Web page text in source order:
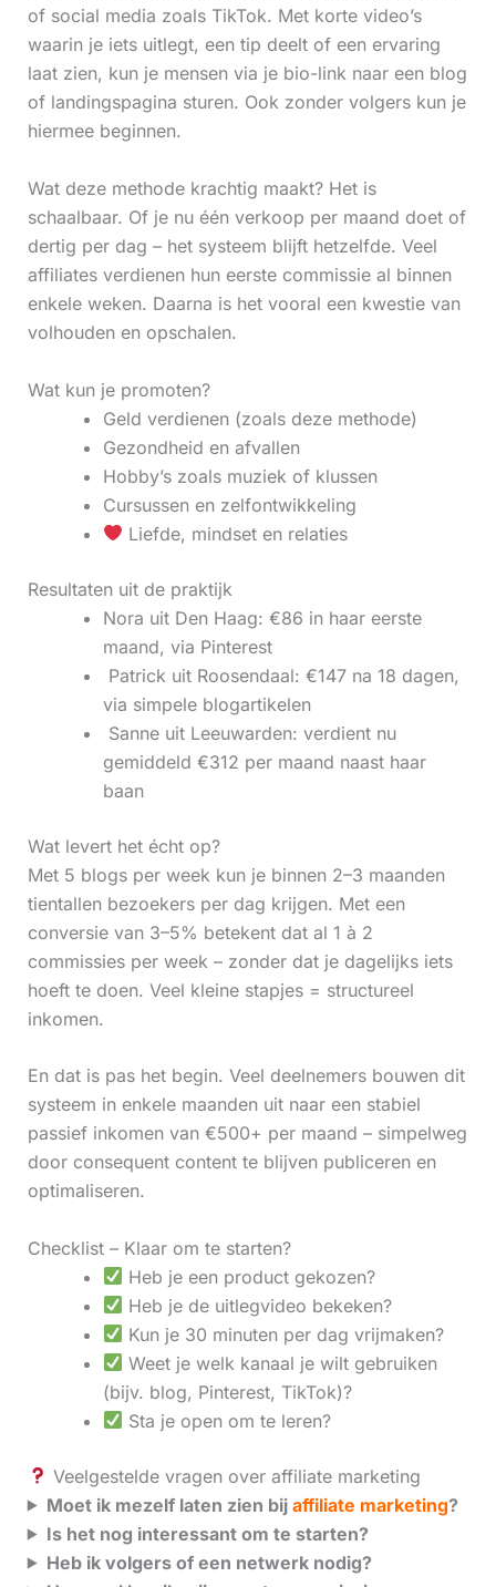
of social media zoals TikTok. Met korte video’s
waarin je iets uitlegt, een tip deelt of een ervaring
laat zien, kun je mensen via je bio-link naar een blog
of landingspagina sturen. Ook zonder volgers kun je
hiermee beginnen.
Wat deze methode krachtig maakt? Het is
schaalbaar. Of je nu één verkoop per maand doet of
dertig per dag – het systeem blijft hetzelfde. Veel
affiliates verdienen hun eerste commissie al binnen
enkele weken. Daarna is het vooral een kwestie van
volhouden en opschalen.
Wat kun je promoten?
Geld verdienen (zoals deze methode)
Gezondheid en afvallen
Hobby’s zoals muziek of klussen
Cursussen en zelfontwikkeling
Liefde, mindset en relaties
Resultaten uit de praktijk
Nora uit Den Haag: €86 in haar eerste
maand, via Pinterest
‍ Patrick uit Roosendaal: €147 na 18 dagen,
via simpele blogartikelen
‍ Sanne uit Leeuwarden: verdient nu
gemiddeld €312 per maand naast haar
baan
Wat levert het écht op?
Met 5 blogs per week kun je binnen 2–3 maanden
tientallen bezoekers per dag krijgen. Met een
conversie van 3–5% betekent dat al 1 à 2
commissies per week – zonder dat je dagelijks iets
hoeft te doen. Veel kleine stapjes = structureel
inkomen.
En dat is pas het begin. Veel deelnemers bouwen dit
systeem in enkele maanden uit naar een stabiel
passief inkomen van €500+ per maand – simpelweg
door consequent content te blijven publiceren en
optimaliseren.
Checklist – Klaar om te starten?
Heb je een product gekozen?
Heb je de uitlegvideo bekeken?
Kun je 30 minuten per dag vrijmaken?
Weet je welk kanaal je wilt gebruiken
(bijv. blog, Pinterest, TikTok)?
Sta je open om te leren?
Veelgestelde vragen over affiliate marketing
Moet ik mezelf laten zien bij affiliate marketing?
Is het nog interessant om te starten?
Heb ik volgers of een netwerk nodig?